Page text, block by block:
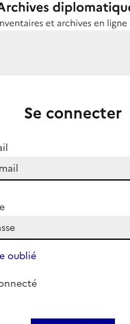
diplomatiques
Se connecter
oublié